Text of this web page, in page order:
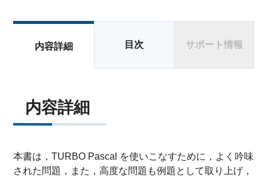
内容詳細 目次 サポート情報
内容詳細
本書は，TURBO Pascal を使いこなすために，よく吟味
された問題，また，高度な問題も例題として取り上げ，